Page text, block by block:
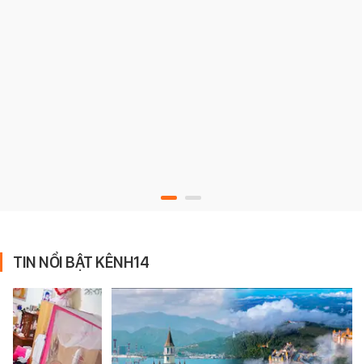
TIN NỔI BẬT KÊNH14